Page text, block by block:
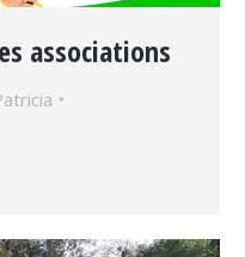
associations